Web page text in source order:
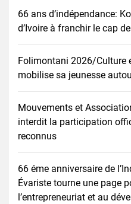
66 ans d’indépendance:
d’Ivoire à franchir le cap
Folimontani 2026/Culture
mobilise sa jeunesse
Mouvements et
interdit la participation
reconnus
66 éme anniversaire de
Évariste tourne une page
l’entrepreneuriat et au